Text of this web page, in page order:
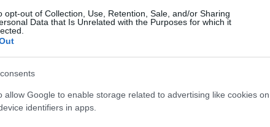
opt-out of Collection, Use, Retention, Sale, and/or Sharing
Data that Is Unrelated with the Purposes for which it
allow Google to enable storage related to advertising like cookies on
identifiers in apps.
megkönnyítheti az életedet nap mint
tartó használatot, így nem kell
kulacsok ellenállnak a mindennapi
használatról. Ráadásul az ital
így bármerre jársz, nem kell meleg
nem találják el a megfelelő hőfokot.